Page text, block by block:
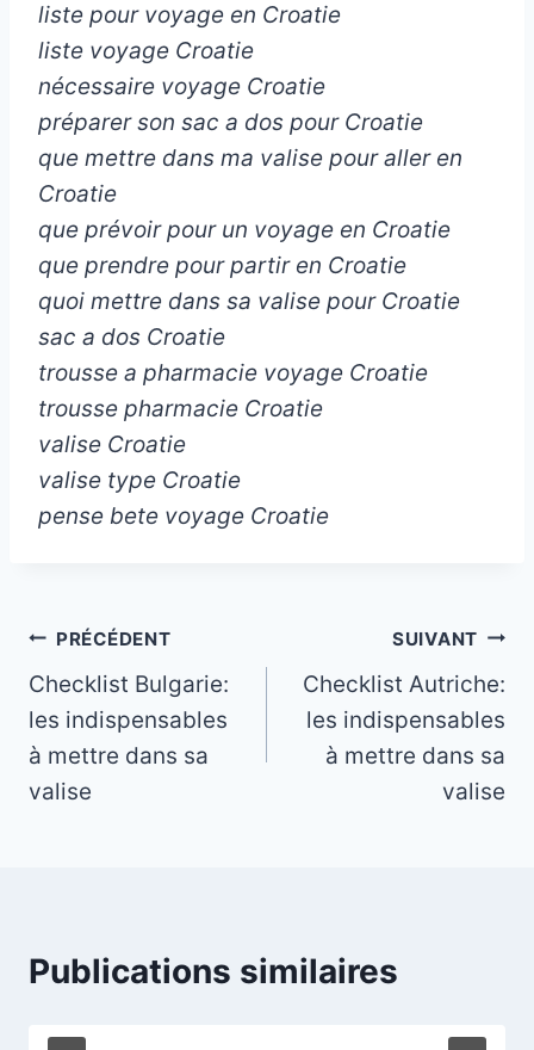
liste pour voyage en Croatie
liste voyage Croatie
nécessaire voyage Croatie
préparer son sac a dos pour Croatie
que mettre dans ma valise pour aller en
Croatie
que prévoir pour un voyage en Croatie
que prendre pour partir en Croatie
quoi mettre dans sa valise pour Croatie
sac a dos Croatie
trousse a pharmacie voyage Croatie
trousse pharmacie Croatie
valise Croatie
valise type Croatie
pense bete voyage Croatie
Navigation
de
l’article
PRÉCÉDENT
Checklist Bulgarie:
les indispensables
à mettre dans sa
valise
SUIVANT
Checklist Autriche:
les indispensables
à mettre dans sa
valise
Publications similaires